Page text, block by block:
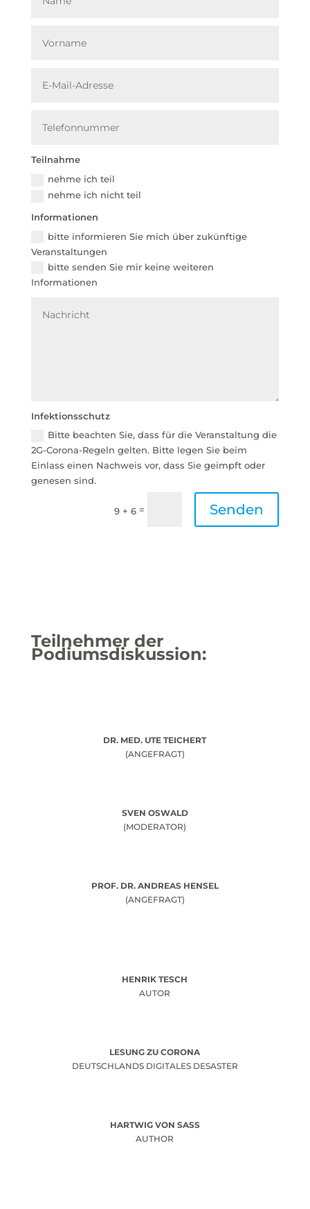
Teilnahme
nehme ich teil
nehme ich nicht teil
Informationen
bitte informieren Sie mich über zukünftige
Veranstaltungen
bitte senden Sie mir keine weiteren
Informationen
Infektionsschutz
Bitte beachten Sie, dass für die Veranstaltung die
2G-Corona-Regeln gelten. Bitte legen Sie beim
Einlass einen Nachweis vor, dass Sie geimpft oder
genesen sind.
9 + 6 = Senden
Teilnehmer der
Podiumsdiskussion:
DR. MED. UTE TEICHERT
(ANGEFRAGT)
SVEN OSWALD
(MODERATOR)
PROF. DR. ANDREAS HENSEL
(ANGEFRAGT)
HENRIK TESCH
AUTOR
LESUNG ZU CORONA
DEUTSCHLANDS DIGITALES DESASTER
HARTWIG VON SASS
AUTHOR